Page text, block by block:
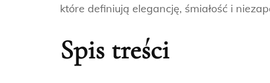
które definiują elegancję, śmiałość i
Spis treści